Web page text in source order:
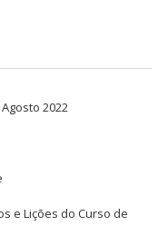
2022
e Lições do Curso de